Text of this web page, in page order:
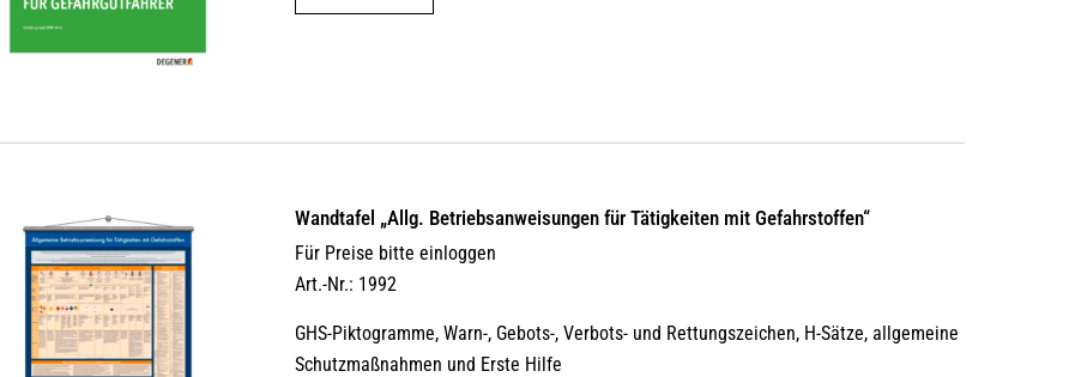
Wandtafel „Allg. Betriebsanweisungen für Tätigkeiten mit Gefahrstoffen“
Für Preise bitte einloggen
Art.-Nr.: 1992
GHS-Piktogramme, Warn-, Gebots-, Verbots- und Rettungszeichen, H-Sätze, allgemeine
Schutzmaßnahmen und Erste Hilfe